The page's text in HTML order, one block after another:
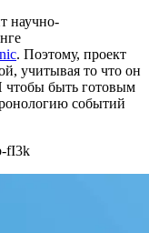
научно-
. Поэтому, проект
учитывая то что он
чтобы быть готовым
событий
fI3k